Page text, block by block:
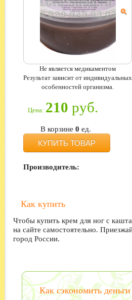
Не является медикаментом
Результат зависит от индивидуальных
особенностей организма.
Цена: 210 руб.
В корзине 0 ед.
КУПИТЬ ТОВАР
Производитель:
Как купить
Чтобы купить крем для ног с
на сайте самостоятельно.
город России.
Как сэкономить